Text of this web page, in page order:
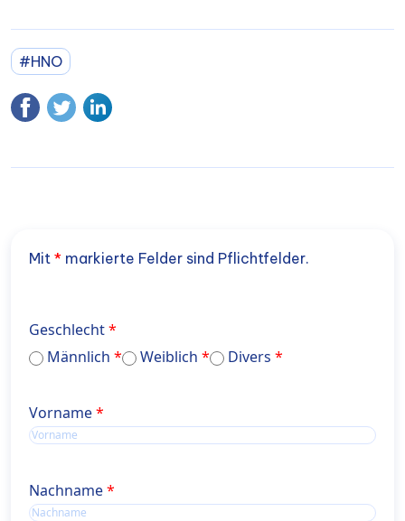
#HNO
Mit * markierte Felder sind Pflichtfelder.
Geschlecht
Männlich
Weiblich Divers
Name
Vorname
Name
Nachname